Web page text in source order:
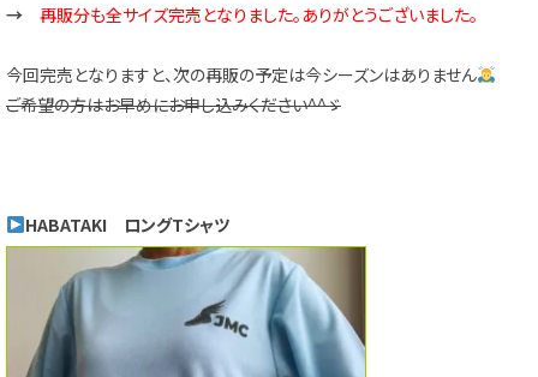
→ 再販分も全サイズ完売となりました。ありがとうございました。
今回完売となりますと、次の再販の予定は今シーズンはありません
ご希望の方はお早めにお申し込みください^^ゞ
HABATAKI ロングTシャツ